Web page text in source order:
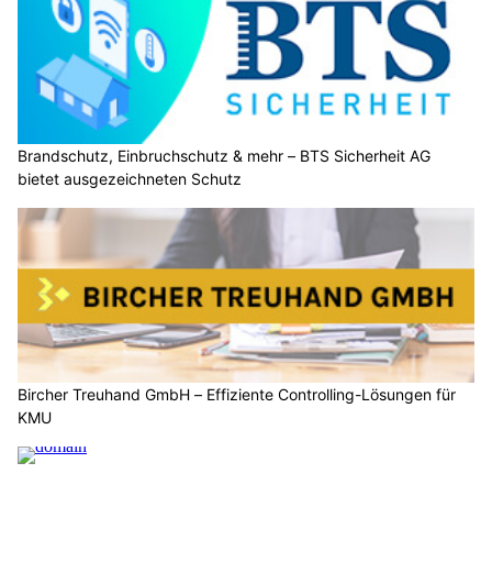
Brandschutz, Einbruchschutz & mehr – BTS Sicherheit AG
bietet ausgezeichneten Schutz
Bircher Treuhand GmbH – Effiziente Controlling-Lösungen für
KMU